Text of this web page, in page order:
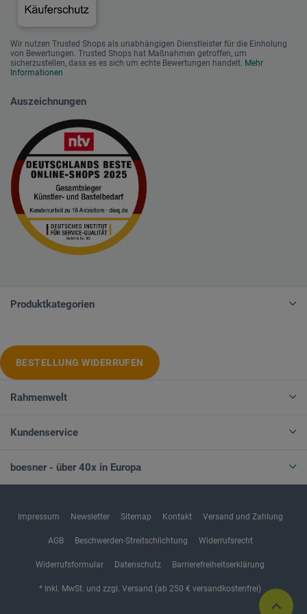
Wir nutzen Trusted Shops als unabhängigen Dienstleister für die Einholung
von Bewertungen. Trusted Shops hat Maßnahmen getroffen, um
sicherzustellen, dass es es sich um echte Bewertungen handelt. Mehr
Informationen
Auszeichnungen
Produktkategorien
BESTELLUNG WIDERRUFEN
Rahmenwelt
Kundenservice
boesner - über 40x in Europa
Impressum Newsletter Sitemap Kontakt Versand und Zahlung
AGB Beschwerden-Streitschlichtung Widerrufsrecht
Widerrufsformular Datenschutz Barrierefreiheitserklärung
* Inkl. MwSt. und zzgl. Versand (ab 250 € versandkostenfrei)